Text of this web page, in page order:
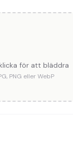
för att bläddra
PNG eller WebP